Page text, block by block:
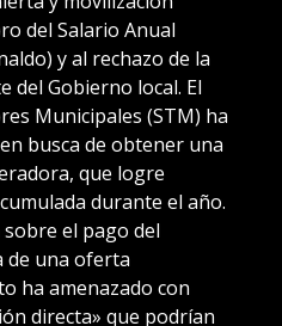
del Salario Anual
y al rechazo de la
del Gobierno local. El
Municipales (STM) ha
busca de obtener una
que logre
durante el año.
el pago del
de una oferta
ha amenazado con
directa» que podrían